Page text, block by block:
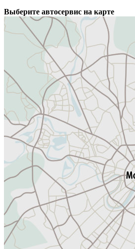
Выберите автосервис на карте